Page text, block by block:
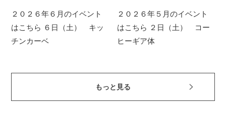
２０２６年６月のイベント
はこちら ６日（土） キッ
チンカーベ
２０２６年５月のイベント
はこちら ２日（土） コー
ヒーギア体
もっと見る